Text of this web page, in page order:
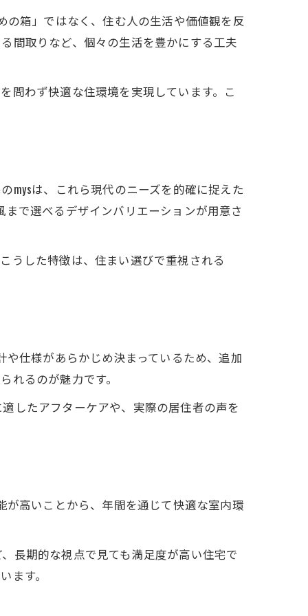
の箱」ではなく、住む人の生活や価値観を反
間取りなど、個々の生活を豊かにする工夫
問わず快適な住環境を実現しています。こ
mysは、これら現代のニーズを的確に捉えた
で選べるデザインバリエーションが用意さ
うした特徴は、住まい選びで重視される
仕様があらかじめ決まっているため、追加
れるのが魅力です。
したアフターケアや、実際の居住者の声を
が高いことから、年間を通じて快適な室内環
長期的な視点で見ても満足度が高い住宅で
ます。